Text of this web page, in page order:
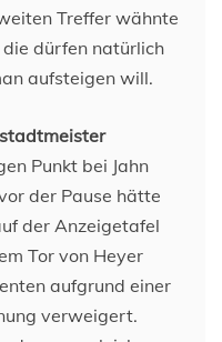
Treffer wähnte
die dürfen natürlich
aufsteigen will.
Punkt bei Jahn
der Pause hätte
der Anzeigetafel
Tor von Heyer
aufgrund einer
verweigert.